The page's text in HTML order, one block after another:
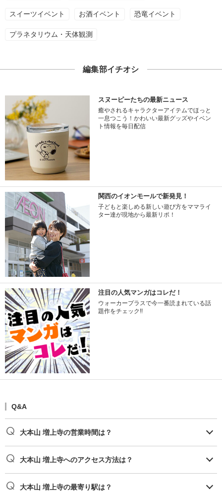
スイーツイベント お酒イベント 恐竜イベント
プラネタリウム・天体観測
編集部イチオシ
スヌーピーたちの最新ニュース
癒やされるキャラクターアイテムでほっと
一息つこう！かわいい最新グッズやイベン
ト情報を毎日配信
関西のイオンモールで新発見！
子どもと楽しめる新しい遊び方をママライ
ター達が現地から最新リポ！
注目の人気マンガはコレだ！
ウォーカープラスで今一番読まれている話
題作をチェック!!
Q&A
大本山 増上寺の営業時間は？
大本山 増上寺へのアクセス方法は？
大本山 増上寺の最寄り駅は？